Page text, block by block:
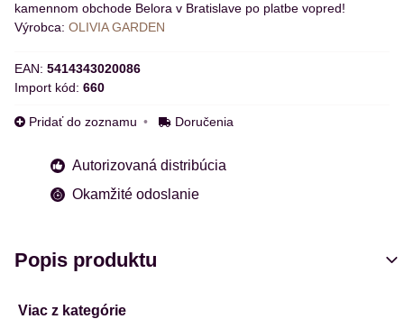
kamennom obchode Belora v Bratislave po platbe vopred!
Výrobca: OLIVIA GARDEN
EAN: 5414343020086
Import kód: 660
Pridať do zoznamu Doručenia
Autorizovaná distribúcia
Okamžité odoslanie
Popis produktu
Viac z kategórie